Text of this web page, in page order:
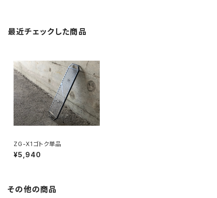
最近チェックした商品
ZG-X1ゴトク単品
¥5,940
その他の商品